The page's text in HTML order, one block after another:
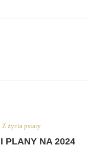
Z życia psiary
PLANY NA 2024